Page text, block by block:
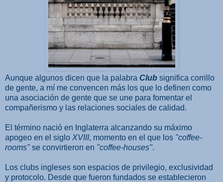
Aunque algunos dicen que la palabra Club significa corrillo
de gente, a mí me convencen más los que lo definen como
una asociación de gente que se une para fomentar el
compañerismo y las relaciones sociales de calidad.
El término nació en Inglaterra alcanzando su máximo
apogeo en el siglo XVIII, momento en el que los "coffee-
rooms" se convirtieron en "coffee-houses".
Los clubs ingleses son espacios de privilegio, exclusividad
y protocolo. Desde que fueron fundados se establecieron